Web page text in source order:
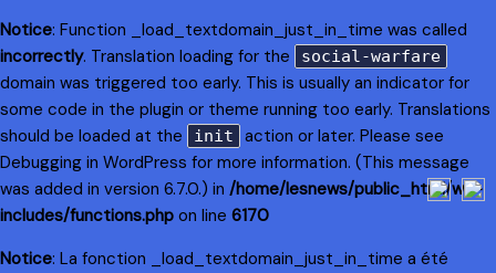
Notice: Function _load_textdomain_just_in_time was called
incorrectly. Translation loading for the social-warfare
domain was triggered too early. This is usually an indicator for
some code in the plugin or theme running too early. Translations
should be loaded at the
init
action or later. Please see
Debugging in WordPress for more information. (This message
was added in version 6.7.0.) in /home/lesnews/public_html/wp-
includes/functions.php on line 6170
Notice: La fonction _load_textdomain_just_in_time a été